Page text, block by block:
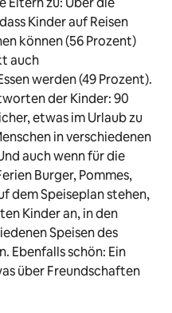
Kinder auf Reisen
können (56 Prozent)
auch
werden (49 Prozent).
der Kinder: 90
etwas im Urlaub zu
in verschiedenen
auch wenn für die
Burger, Pommes,
dem Speiseplan stehen,
Kinder an, in den
Speisen des
Ebenfalls schön: Ein
über Freundschaften